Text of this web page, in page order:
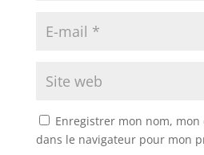
Enregistrer mon nom,
dans le navigateur pour mon